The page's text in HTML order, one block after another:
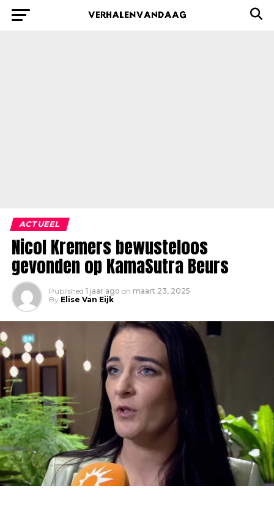
ACTUEEL
Nicol Kremers bewusteloos
gevonden op KamaSutra Beurs
Published 1 jaar ago on maart 23, 2025
By Elise Van Eijk